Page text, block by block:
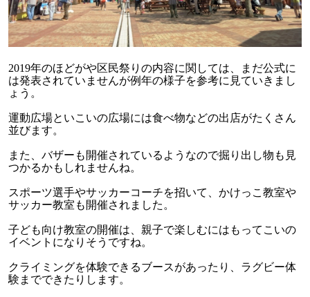
2019年のほどがや区民祭りの内容に関しては、まだ公式に
は発表されていませんが例年の様子を参考に見ていきまし
ょう。
運動広場といこいの広場には食べ物などの出店がたくさん
並びます。
また、バザーも開催されているようなので掘り出し物も見
つかるかもしれませんね。
スポーツ選手やサッカーコーチを招いて、かけっこ教室や
サッカー教室も開催されました。
子ども向け教室の開催は、親子で楽しむにはもってこいの
イベントになりそうですね。
クライミングを体験できるブースがあったり、ラグビー体
験までできたりします。